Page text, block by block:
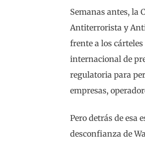
Semanas antes, la
Antiterrorista y
frente a los
internacional de
regulatoria para
empresas,
Pero detrás de esa
desconfianza de